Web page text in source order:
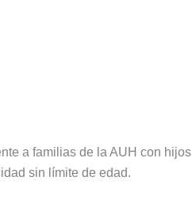
a familias de la AUH con hijos
sin límite de edad.